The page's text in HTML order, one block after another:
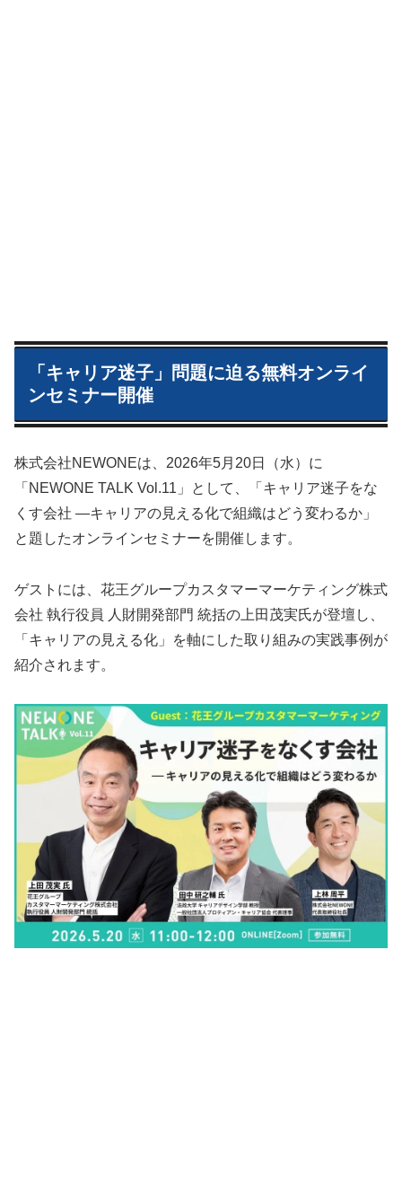
「キャリア迷子」問題に迫る無料オンライ
ンセミナー開催
株式会社NEWONEは、2026年5月20日（水）に
「NEWONE TALK Vol.11」として、「キャリア迷子をな
くす会社 ―キャリアの見える化で組織はどう変わるか」
と題したオンラインセミナーを開催します。
ゲストには、花王グループカスタマーマーケティング株式
会社 執行役員 人財開発部門 統括の上田茂実氏が登壇し、
「キャリアの見える化」を軸にした取り組みの実践事例が
紹介されます。